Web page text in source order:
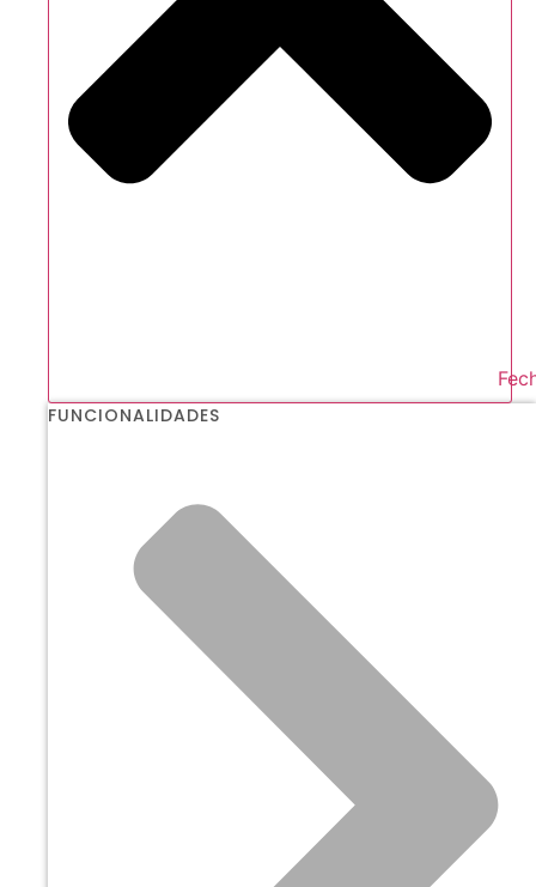
FUNCIONALIDADES